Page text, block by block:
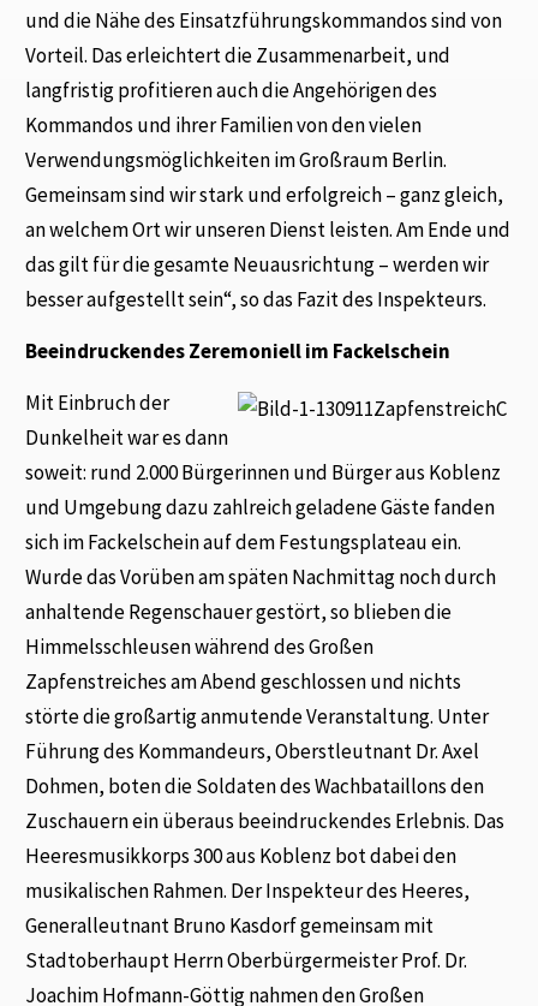
und die Nähe des Einsatzführungskommandos sind von
Vorteil. Das erleichtert die Zusammenarbeit, und
langfristig profitieren auch die Angehörigen des
Kommandos und ihrer Familien von den vielen
Verwendungsmöglichkeiten im Großraum Berlin.
Gemeinsam sind wir stark und erfolgreich – ganz gleich,
an welchem Ort wir unseren Dienst leisten. Am Ende und
das gilt für die gesamte Neuausrichtung – werden wir
besser aufgestellt sein“, so das Fazit des Inspekteurs.
Beeindruckendes Zeremoniell im Fackelschein
Mit Einbruch der
Dunkelheit war es dann
soweit: rund 2.000 Bürgerinnen und Bürger aus Koblenz
und Umgebung dazu zahlreich geladene Gäste fanden
sich im Fackelschein auf dem Festungsplateau ein.
Wurde das Vorüben am späten Nachmittag noch durch
anhaltende Regenschauer gestört, so blieben die
Himmelsschleusen während des Großen
Zapfenstreiches am Abend geschlossen und nichts
störte die großartig anmutende Veranstaltung. Unter
Führung des Kommandeurs, Oberstleutnant Dr. Axel
Dohmen, boten die Soldaten des Wachbataillons den
Zuschauern ein überaus beeindruckendes Erlebnis. Das
Heeresmusikkorps 300 aus Koblenz bot dabei den
musikalischen Rahmen. Der Inspekteur des Heeres,
Generalleutnant Bruno Kasdorf gemeinsam mit
Stadtoberhaupt Herrn Oberbürgermeister Prof. Dr.
Joachim Hofmann-Göttig nahmen den Großen